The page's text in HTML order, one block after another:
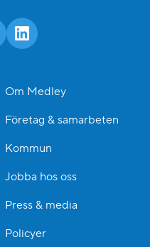
Om Medley
Företag & samarbeten
Kommun
Jobba hos oss
Press & media
Policyer